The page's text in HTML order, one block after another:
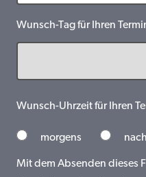
Wunsch-Tag für Ihren
Wunsch-Uhrzeit für Ihren
morgens
Mit dem Absenden dieses